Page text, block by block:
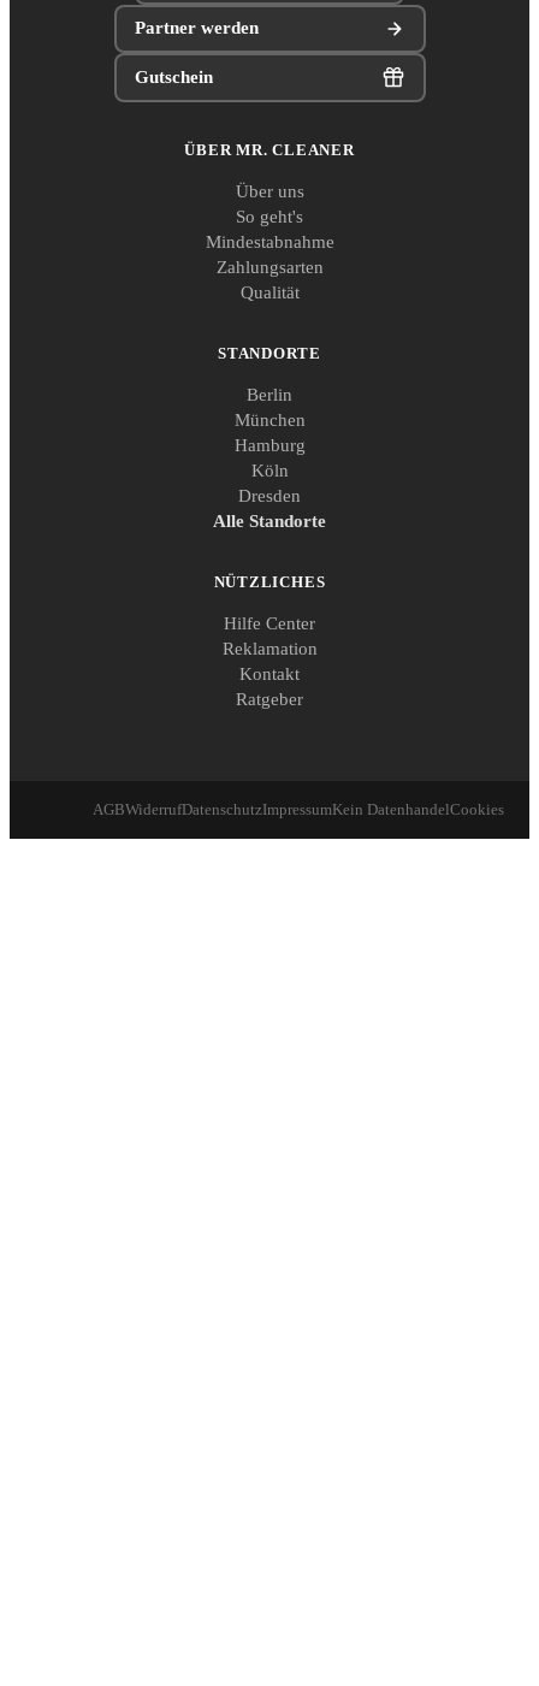
Partner werden
Gutschein
ÜBER MR. CLEANER
Über uns
So geht's
Mindestabnahme
Zahlungsarten
Qualität
STANDORTE
Berlin
München
Hamburg
Köln
Dresden
Alle Standorte
NÜTZLICHES
Hilfe Center
Reklamation
Kontakt
Ratgeber
AGBWiderrufDatenschutzImpressumKein DatenhandelCookies